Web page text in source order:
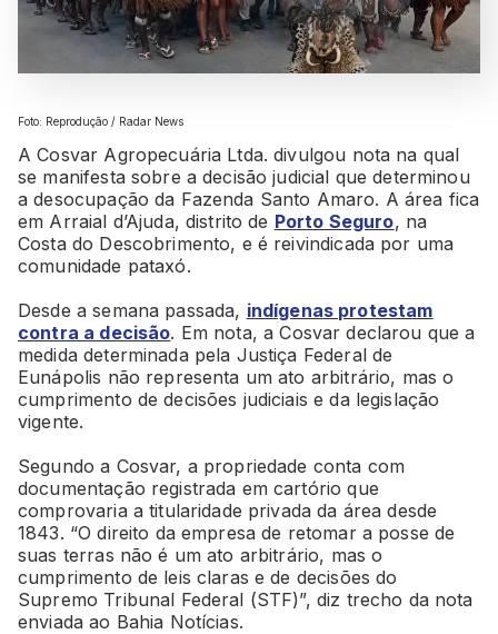
Foto: Reprodução / Radar News
A Cosvar Agropecuária Ltda. divulgou nota na qual
se manifesta sobre a decisão judicial que determinou
a desocupação da Fazenda Santo Amaro. A área fica
em Arraial d’Ajuda, distrito de Porto Seguro, na
Costa do Descobrimento, e é reivindicada por uma
comunidade pataxó.
Desde a semana passada, indígenas protestam
contra a decisão. Em nota, a Cosvar declarou que a
medida determinada pela Justiça Federal de
Eunápolis não representa um ato arbitrário, mas o
cumprimento de decisões judiciais e da legislação
vigente.
Segundo a Cosvar, a propriedade conta com
documentação registrada em cartório que
comprovaria a titularidade privada da área desde
1843. “O direito da empresa de retomar a posse de
suas terras não é um ato arbitrário, mas o
cumprimento de leis claras e de decisões do
Supremo Tribunal Federal (STF)”, diz trecho da nota
enviada ao Bahia Notícias.